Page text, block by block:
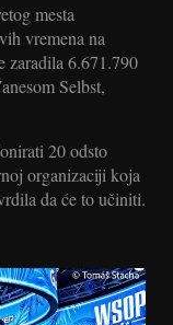
mesta
vremena na
zaradila 6.671.790
Selbst,
20 odsto
organizaciji koja
da će to učiniti.